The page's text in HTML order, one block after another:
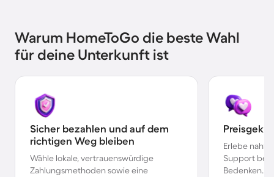
Warum HomeToGo die beste Wahl
für deine Unterkunft ist
Sicher bezahlen und auf dem
richtigen Weg bleiben
Wähle lokale, vertrauenswürdige
Zahlungsmethoden sowie eine
Erlebe
Support bei
Bedenken.